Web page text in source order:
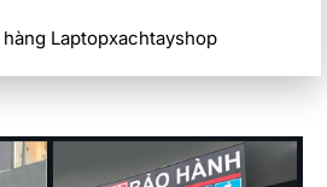
Laptopxachtayshop